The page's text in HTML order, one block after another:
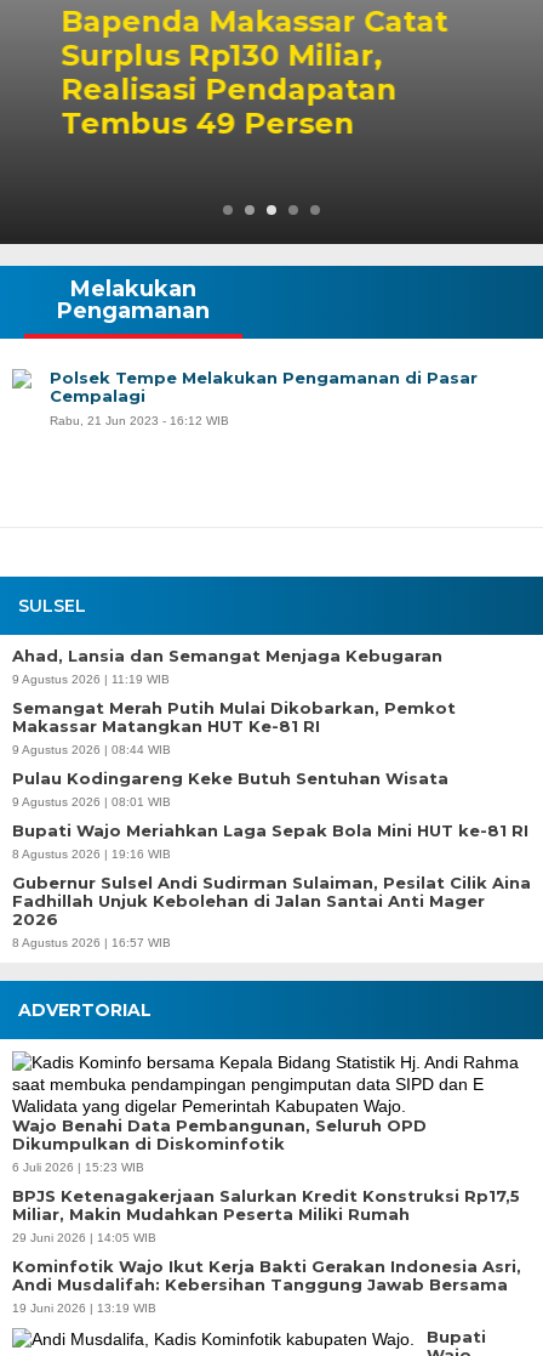
Bapenda Makassar Catat
Surplus Rp130 Miliar,
Realisasi Pendapatan
Tembus 49 Persen
SULSEL
Ahad, Lansia dan Semangat Menjaga Kebugaran
9 Agustus 2026 | 11:19 WIB
Semangat Merah Putih Mulai Dikobarkan, Pemkot
Makassar Matangkan HUT Ke-81 RI
9 Agustus 2026 | 08:44 WIB
Pulau Kodingareng Keke Butuh Sentuhan Wisata
9 Agustus 2026 | 08:01 WIB
Bupati Wajo Meriahkan Laga Sepak Bola Mini HUT ke-81 RI
8 Agustus 2026 | 19:16 WIB
Gubernur Sulsel Andi Sudirman Sulaiman, Pesilat Cilik Aina
Fadhillah Unjuk Kebolehan di Jalan Santai Anti Mager
2026
8 Agustus 2026 | 16:57 WIB
Melakukan
Pengamanan
Polsek Tempe Melakukan Pengamanan di Pasar
Cempalagi
Rabu, 21 Jun 2023 - 16:12 WIB
ADVERTORIAL
Wajo Benahi Data Pembangunan, Seluruh OPD
Dikumpulkan di Diskominfotik
6 Juli 2026 | 15:23 WIB
BPJS Ketenagakerjaan Salurkan Kredit Konstruksi Rp17,5
Miliar, Makin Mudahkan Peserta Miliki Rumah
29 Juni 2026 | 14:05 WIB
Kominfotik Wajo Ikut Kerja Bakti Gerakan Indonesia Asri,
Andi Musdalifah: Kebersihan Tanggung Jawab Bersama
19 Juni 2026 | 13:19 WIB
Bupati